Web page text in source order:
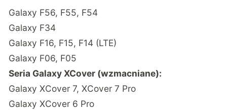
Galaxy F56, F55, F54
Galaxy F34
Galaxy F16, F15, F14 (LTE)
Galaxy F06, F05
Seria Galaxy XCover (wzmacniane):
Galaxy XCover 7, XCover 7 Pro
Galaxy XCover 6 Pro